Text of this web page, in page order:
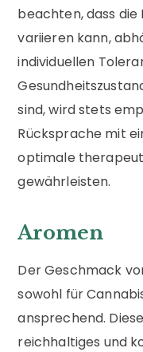
beachten, dass
variieren kann,
individuellen
sind, wird stets
Rücksprache mit
optimale
gewährleisten.
Aromen
Der Geschmack
sowohl für
ansprechend.
reichhaltiges und